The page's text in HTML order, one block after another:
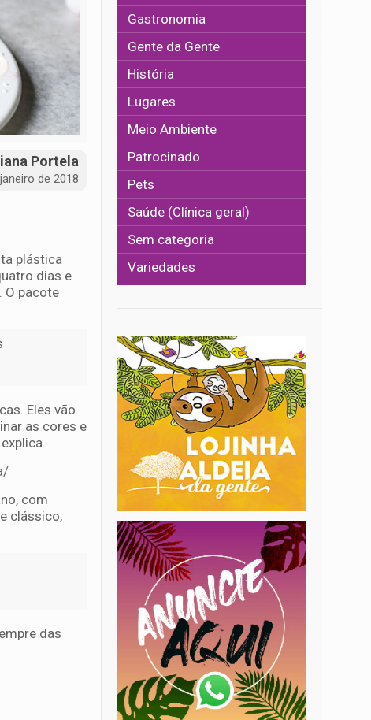
Portela
de 2018
plástica
dias e
O pacote
Eles vão
as cores e
com
clássico,
das
Gastronomia
Gente da Gente
História
Lugares
Meio Ambiente
Patrocinado
Pets
Saúde (Clínica geral)
Sem categoria
Variedades